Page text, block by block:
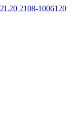
2108-1006120